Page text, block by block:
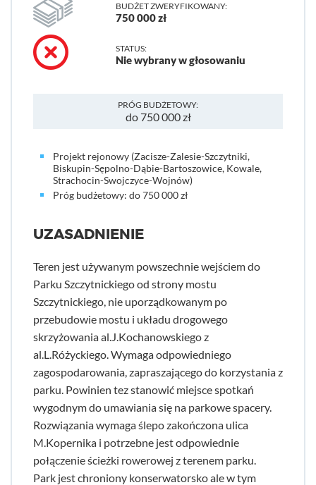
BUDŻET ZWERYFIKOWANY:
750 000 zł
STATUS:
Nie wybrany w głosowaniu
PRÓG BUDŻETOWY:
do 750 000 zł
Projekt rejonowy (Zacisze-Zalesie-Szczytniki,
Biskupin-Sępolno-Dąbie-Bartoszowice, Kowale,
Strachocin-Swojczyce-Wojnów)
Próg budżetowy: do 750 000 zł
UZASADNIENIE
Teren jest używanym powszechnie wejściem do
Parku Szczytnickiego od strony mostu
Szczytnickiego, nie uporządkowanym po
przebudowie mostu i układu drogowego
skrzyżowania al.J.Kochanowskiego z
al.L.Różyckiego. Wymaga odpowiedniego
zagospodarowania, zapraszającego do korzystania z
parku. Powinien tez stanowić miejsce spotkań
wygodnym do umawiania się na parkowe spacery.
Rozwiązania wymaga ślepo zakończona ulica
M.Kopernika i potrzebne jest odpowiednie
połączenie ścieżki rowerowej z terenem parku.
Park jest chroniony konserwatorsko ale w tym